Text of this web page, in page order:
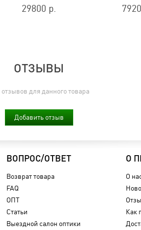
29800 р.
ОТЗЫВЫ
отзывов для данного товара
Добавить отзыв
ВОПРОС/ОТВЕТ
Возврат товара
FAQ
ОПТ
Статьи
Выездной салон оптики
О
О
Как